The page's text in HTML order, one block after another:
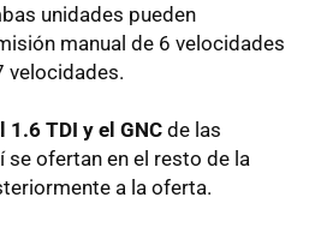
unidades pueden
manual de 6 velocidades
velocidades.
1.6 TDI y el GNCde las
se ofertan en el resto de la
a la oferta.